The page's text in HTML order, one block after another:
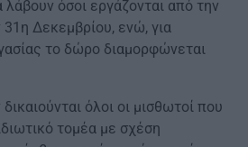
όσοι εργάζονται από την
Δεκεμβρίου, ενώ, για
το δώρο διαμορφώνεται
όλοι οι μισθωτοί που
τομέα με σχέση